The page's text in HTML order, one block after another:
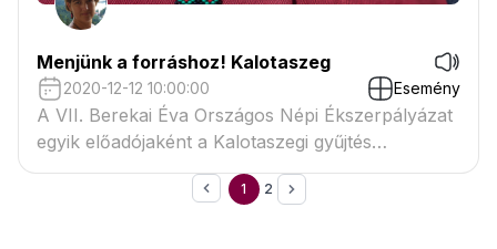
Menjünk a forráshoz! Kalotaszeg
2020-12-12 10:00:00 Esemény
A VII. Berekai Éva Országos Népi Ékszerpályázat
egyik előadójaként a Kalotaszegi gyűjtés
érdekességeiről, nehézségeiről fogok praktikus
tanácsokat praktikákat megosztani a
1 2